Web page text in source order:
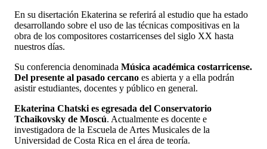
En su disertación Ekaterina se referirá al estudio que ha estado
desarrollando sobre el uso de las técnicas compositivas en la
obra de los compositores costarricenses del siglo XX hasta
nuestros días.
Su conferencia denominada Música académica costarricense.
Del presente al pasado cercano es abierta y a ella podrán
asistir estudiantes, docentes y público en general.
Ekaterina Chatski es egresada del Conservatorio
Tchaikovsky de Moscú. Actualmente es docente e
investigadora de la Escuela de Artes Musicales de la
Universidad de Costa Rica en el área de teoría.